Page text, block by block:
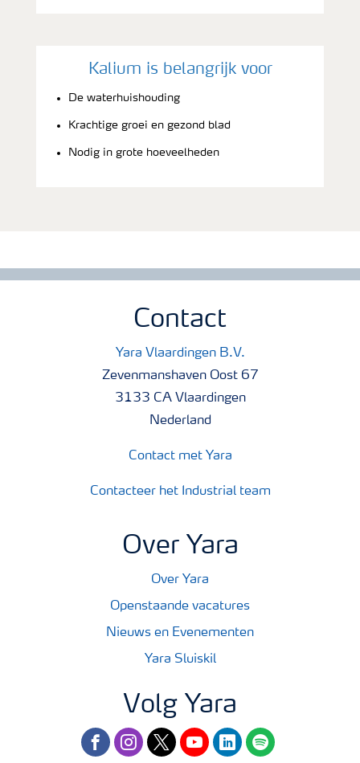
Kalium is belangrijk voor
De waterhuishouding
Krachtige groei en gezond blad
Nodig in grote hoeveelheden
Contact
Yara Vlaardingen B.V.
Zevenmanshaven Oost 67
3133 CA Vlaardingen
Nederland
Contact met Yara
Contacteer het Industrial team
Over Yara
Over Yara
Openstaande vacatures
Nieuws en Evenementen
Yara Sluiskil
Volg Yara
facebookinstagram
twitteryoutubelinkedinspotify